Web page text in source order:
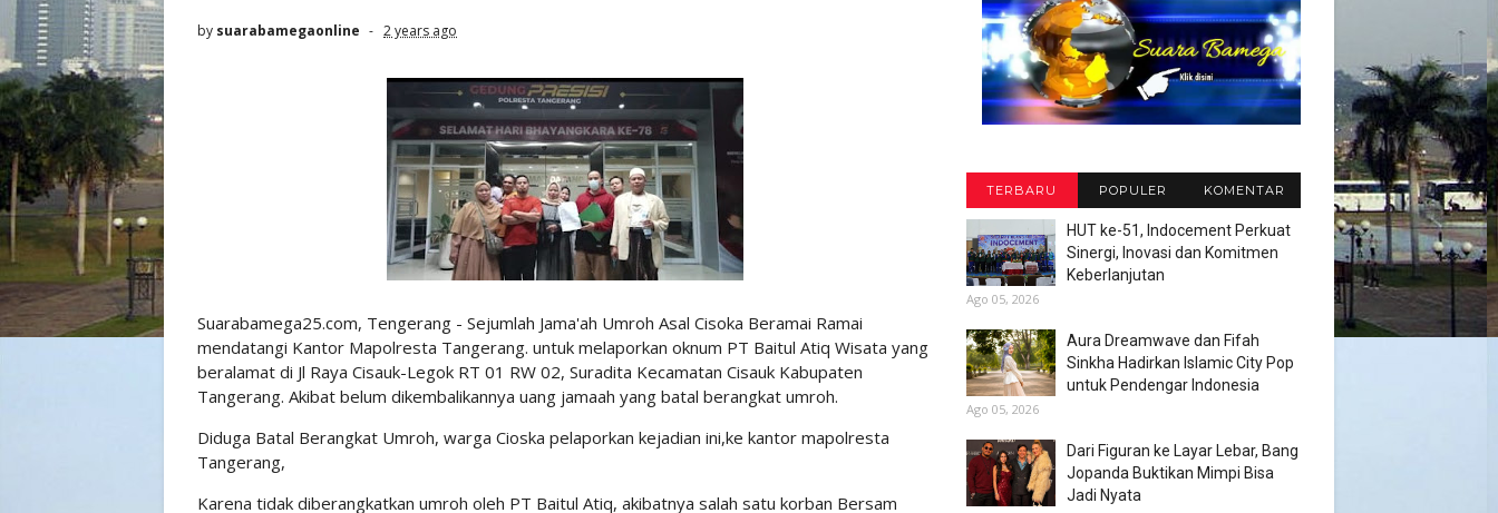
by suarabamegaonline 2 years ago
Suarabamega25.com, Tengerang - Sejumlah Jama'ah Umroh Asal Cisoka Beramai Ramai
mendatangi Kantor Mapolresta Tangerang. untuk melaporkan oknum PT Baitul Atiq Wisata yang
beralamat di Jl Raya Cisauk-Legok RT 01 RW 02, Suradita Kecamatan Cisauk Kabupaten
Tangerang. Akibat belum dikembalikannya uang jamaah yang batal berangkat umroh.
Diduga Batal Berangkat Umroh, warga Cioska pelaporkan kejadian ini,ke kantor mapolresta
Tangerang,
Karena tidak diberangkatkan umroh oleh PT Baitul Atiq, akibatnya salah satu korban Bersam
TERBARU POPULER KOMENTAR
HUT ke-51, Indocement Perkuat
Sinergi, Inovasi dan Komitmen
Keberlanjutan
Ago 05, 2026
Aura Dreamwave dan Fifah
Sinkha Hadirkan Islamic City Pop
untuk Pendengar Indonesia
Ago 05, 2026
Dari Figuran ke Layar Lebar, Bang
Jopanda Buktikan Mimpi Bisa
Jadi Nyata